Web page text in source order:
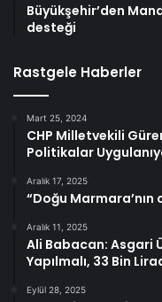
Büyükşehir’den
desteği
Rastgele Haberler
Mart 25, 2024
CHP Milletvekili
Politikalar
Aralık 17, 2025
“Doğu
Aralık 11, 2025
Ali Babacan: Asgari
Yapılmalı, 33 Bin
Eylül 28, 2025